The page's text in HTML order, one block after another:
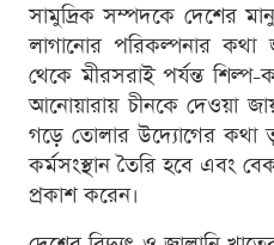
সামুদ্রিক সম্পদকে দেশের
লাগানোর পরিকল্পনার কথা
থেকে মীরসরাই পর্যন্ত শিল্প-
আনোয়ারায় চীনকে দেওয়া
গড়ে তোলার উদ্যোগের কথা
কর্মসংস্থান তৈরি হবে এবং
প্রকাশ করেন।